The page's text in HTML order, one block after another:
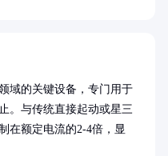
域的关键设备，专门用于
。与传统直接起动或星三
在额定电流的2-4倍，显